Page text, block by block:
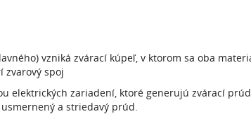
vzniká zvárací kúpeľ, v ktorom sa oba
zvarový spoj
elektrických zariadení, ktoré generujú zvárací
a striedavý prúd.